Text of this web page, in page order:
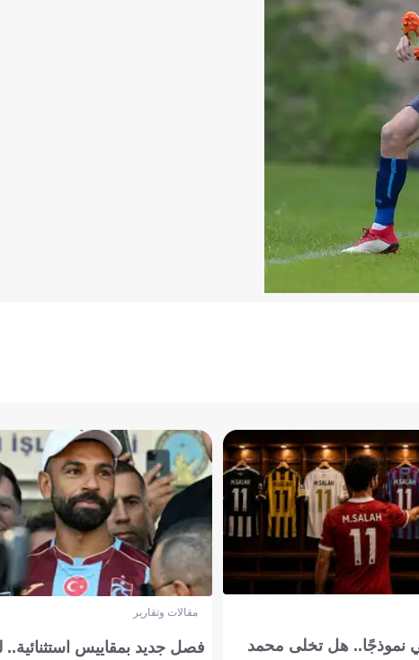
نموذجًا.. هل تخلى محمد
مقالات وتقارير
فصل جديد بمقاييس استثنائية..